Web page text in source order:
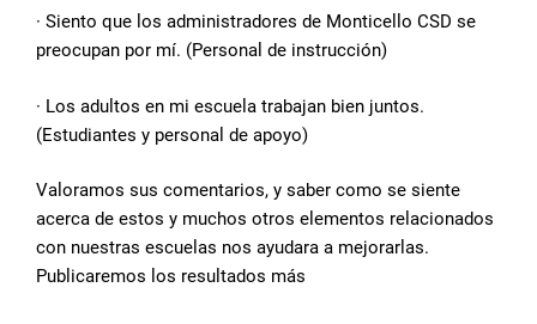
· Siento que los administradores de Monticello CSD se
preocupan por mí. (Personal de instrucción)
· Los adultos en mi escuela trabajan bien juntos.
(Estudiantes y personal de apoyo)
Valoramos sus comentarios, y saber como se siente
acerca de estos y muchos otros elementos relacionados
con nuestras escuelas nos ayudara a mejorarlas.
Publicaremos los resultados más